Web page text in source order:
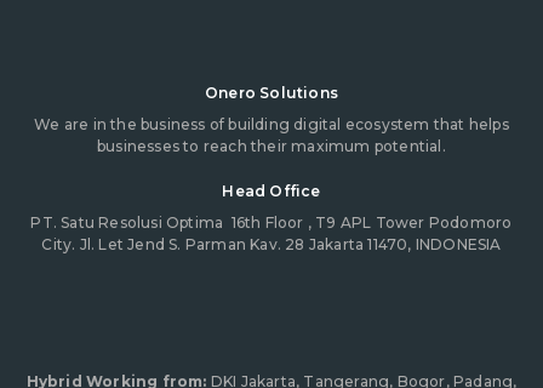
Onero Solutions
We are in the business of building digital ecosystem that helps
businesses to reach their maximum potential.
Head Office
PT. Satu Resolusi Optima 16th Floor , T9 APL Tower Podomoro
City. Jl. Let Jend S. Parman Kav. 28 Jakarta 11470, INDONESIA
Hybrid Working from: DKI Jakarta, Tangerang, Bogor, Padang,